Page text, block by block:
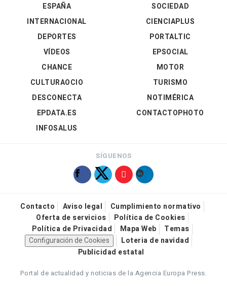
ESPAÑA
INTERNACIONAL
DEPORTES
VÍDEOS
SOCIEDAD
CIENCIAPLUS
PORTALTIC
EPSOCIAL
CHANCE
CULTURAOCIO
DESCONECTA
EPDATA.ES
INFOSALUS
MOTOR
TURISMO
NOTIMÉRICA
CONTACTOPHOTO
SÍGUENOS
Contacto Aviso legal
Cumplimiento normativo
Oferta de servicios
Política de Cookies
Política de Privacidad
Mapa Web
Temas
Configuración de Cookies
Loteria de navidad
Publicidad estatal
Portal de actualidad y noticias de la Agencia Europa Press.